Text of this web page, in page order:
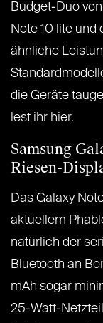
Budget-Duo
Note 10 lite und
ähnliche
die Geräte
lest ihr hier.
Samsung
Riesen-
Das Galaxy
aktuellem
natürlich der
Bluetooth an
mAh sogar
25-Watt-